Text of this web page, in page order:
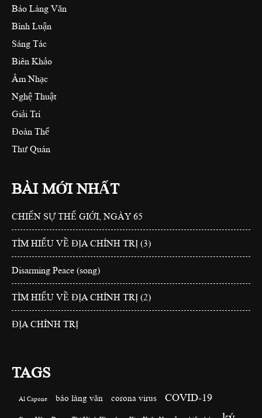
Báo Làng Văn
Bình Luận
Sáng Tác
Biên Khảo
Âm Nhạc
Nghệ Thuật
Giải Trí
Đoàn Thể
Thư Quán
BÀI MỚI NHẤT
CHIẾN SỰ THẾ GIỚI, NGÀY 65
TÌM HIỂU VỀ ĐỊA CHÍNH TRỊ (3)
Disarming Peace (song)
TÌM HIỂU VỀ ĐỊA CHÍNH TRỊ (2)
ĐỊA CHÍNH TRỊ
TAGS
Al Capone báo làng văn corona virus COVID-19